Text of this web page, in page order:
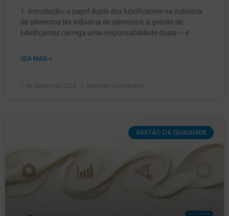
1. Introdução: o papel duplo dos lubrificantes na indústria
de alimentos Na indústria de alimentos, a gestão de
lubrificantes carrega uma responsabilidade dupla — e
LEIA MAIS »
7 de janeiro de 2026 Nenhum comentário
GESTÃO DA QUALIDADE